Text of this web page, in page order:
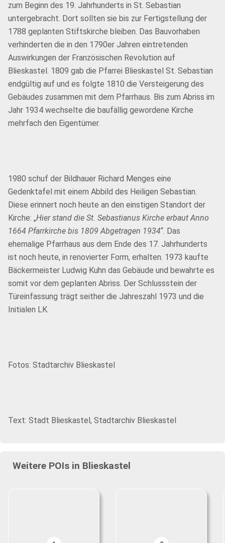
zum Beginn des 19. Jahrhunderts in St. Sebastian
untergebracht. Dort sollten sie bis zur Fertigstellung der
1788 geplanten Stiftskirche bleiben. Das Bauvorhaben
verhinderten die in den 1790er Jahren eintretenden
Auswirkungen der Französischen Revolution auf
Blieskastel. 1809 gab die Pfarrei Blieskastel St. Sebastian
endgültig auf und es folgte 1810 die Versteigerung des
Gebäudes zusammen mit dem Pfarrhaus. Bis zum Abriss im
Jahr 1934 wechselte die baufällig gewordene Kirche
mehrfach den Eigentümer.
1980 schuf der Bildhauer Richard Menges eine
Gedenktafel mit einem Abbild des Heiligen Sebastian.
Diese erinnert noch heute an den einstigen Standort der
Kirche: „Hier stand die St. Sebastianus Kirche erbaut Anno
1664 Pfarrkirche bis 1809 Abgetragen 1934“. Das
ehemalige Pfarrhaus aus dem Ende des 17. Jahrhunderts
ist noch heute, in renovierter Form, erhalten. 1973 kaufte
Bäckermeister Ludwig Kuhn das Gebäude und bewahrte es
somit vor dem geplanten Abriss. Der Schlussstein der
Türeinfassung trägt seither die Jahreszahl 1973 und die
Initialen LK.
Fotos: Stadtarchiv Blieskastel
Text: Stadt Blieskastel, Stadtarchiv Blieskastel
Weitere POIs in Blieskastel